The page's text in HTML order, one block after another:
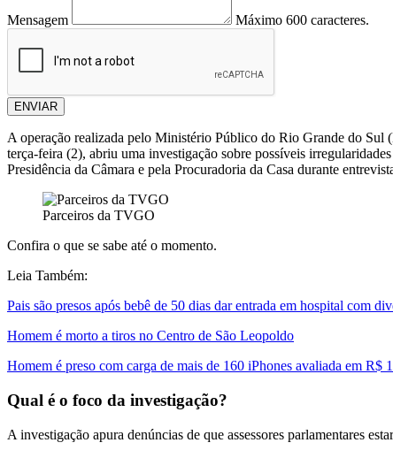
Mensagem Máximo 600 caracteres.
ENVIAR
A operação realizada pelo Ministério Público do Rio Grande do
terça-feira (2), abriu uma investigação sobre possíveis
Presidência da Câmara e pela Procuradoria da Casa durante
Parceiros da TVGO
Confira o que se sabe até o momento.
Leia Também:
Pais são presos após bebê de 50 dias dar entrada em hospital com
Homem é morto a tiros no Centro de São Leopoldo
Homem é preso com carga de mais de 160 iPhones avaliada em
Qual é o foco da investigação?
A investigação apura denúncias de que assessores parlamentares